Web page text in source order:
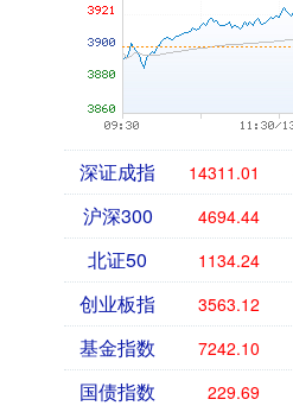
深证成指 14311.01
沪深300 4694.44
北证50 1134.24
创业板指 3563.12
基金指数 7242.10
国债指数 229.69